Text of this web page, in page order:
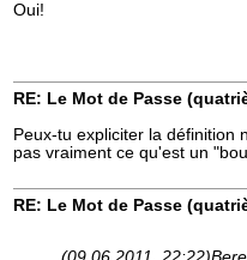
Oui!
RE: Le Mot de Passe
Peux-tu expliciter la définition
pas vraiment ce qu'est un
RE: Le Mot de Passe